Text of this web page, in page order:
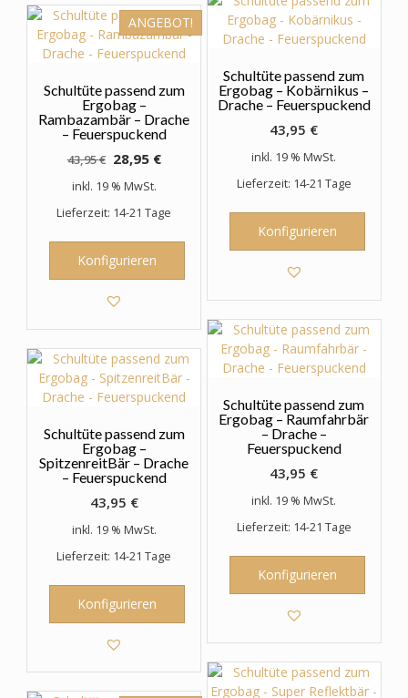
Schultüte passend zum
Ergobag – Kobärnikus –
Drache – Feuerspuckend
43,95 €
inkl. 19 % MwSt.
Lieferzeit: 14-21 Tage
Konfigurieren
ANGEBOT!
Schultüte passend zum
Ergobag –
Rambazambär – Drache
– Feuerspuckend
43,95€ Ursprünglicher
43,95 €
28,95 €Aktueller
28,95 €.
inkl. 19 % MwSt.
Lieferzeit: 14-21 Tage
Konfigurieren
Schultüte passend zum
Ergobag – Raumfahrbär
– Drache –
Feuerspuckend
43,95 €
inkl. 19 % MwSt.
Lieferzeit: 14-21 Tage
Konfigurieren
Schultüte passend zum
Ergobag –
SpitzenreitBär – Drache
– Feuerspuckend
43,95 €
inkl. 19 % MwSt.
Lieferzeit: 14-21 Tage
Konfigurieren